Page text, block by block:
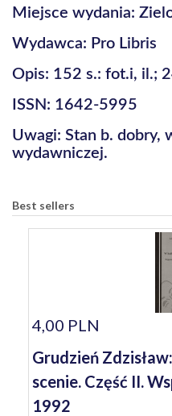
Miejsce wydania:
Wydawca: Pro Libris
Opis: 152 s.: fot.i, il.;
ISSN: 1642-5995
Uwagi: Stan b. dobry,
wydawniczej.
Best sellers
4,00 PLN
Grudzień
scenie. Część II.
1992